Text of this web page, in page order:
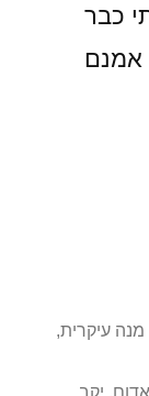
כבר
אמנם
מנה עיקרית,